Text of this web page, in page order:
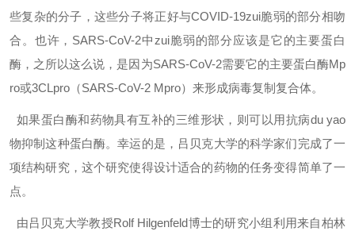
些复杂的分子，这些分子将正好与COVID-19zui脆弱的部分相吻
合。也许，SARS-CoV-2中zui脆弱的部分应该是它的主要蛋白
酶，之所以这么说，是因为SARS-CoV-2需要它的主要蛋白酶Mp
ro或3CLpro（SARS-CoV-2 Mpro）来形成病毒复制复合体。
如果蛋白酶和药物具有互补的三维形状，则可以用抗病du yao
物抑制这种蛋白酶。幸运的是，吕贝克大学的科学家们完成了一
项结构研究，这个研究使得设计适合的药物的任务变得简单了一
点。
由吕贝克大学教授Rolf Hilgenfeld博士的研究小组利用来自柏林